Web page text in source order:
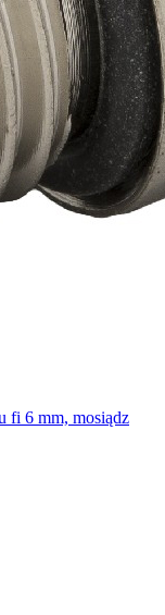
fi 6 mm, mosiądz